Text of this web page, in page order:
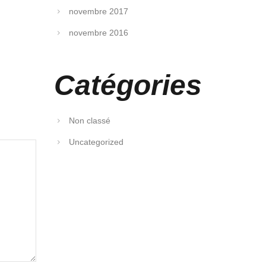
novembre 2017
novembre 2016
Catégories
Non classé
Uncategorized